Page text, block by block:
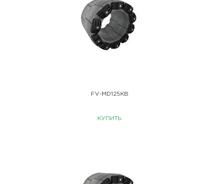
FV-MD125KB
КУПИТЬ